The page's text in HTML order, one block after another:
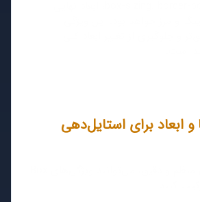
ابعاد برای استایل‌دهی